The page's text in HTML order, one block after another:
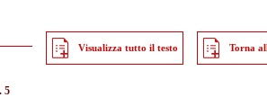
Visualizza tutto il testo Torna
5